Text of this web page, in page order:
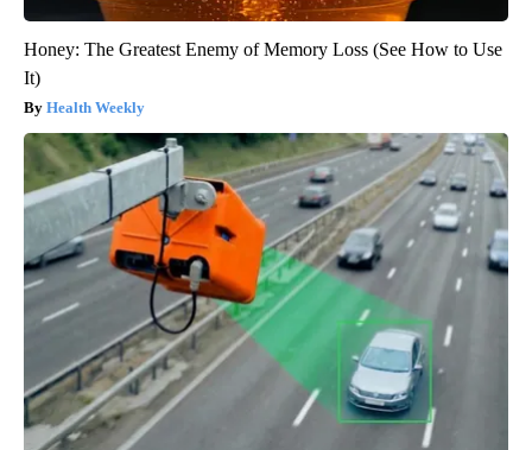
Honey: The Greatest Enemy of Memory Loss (See How to Use
It)
Health Weekly